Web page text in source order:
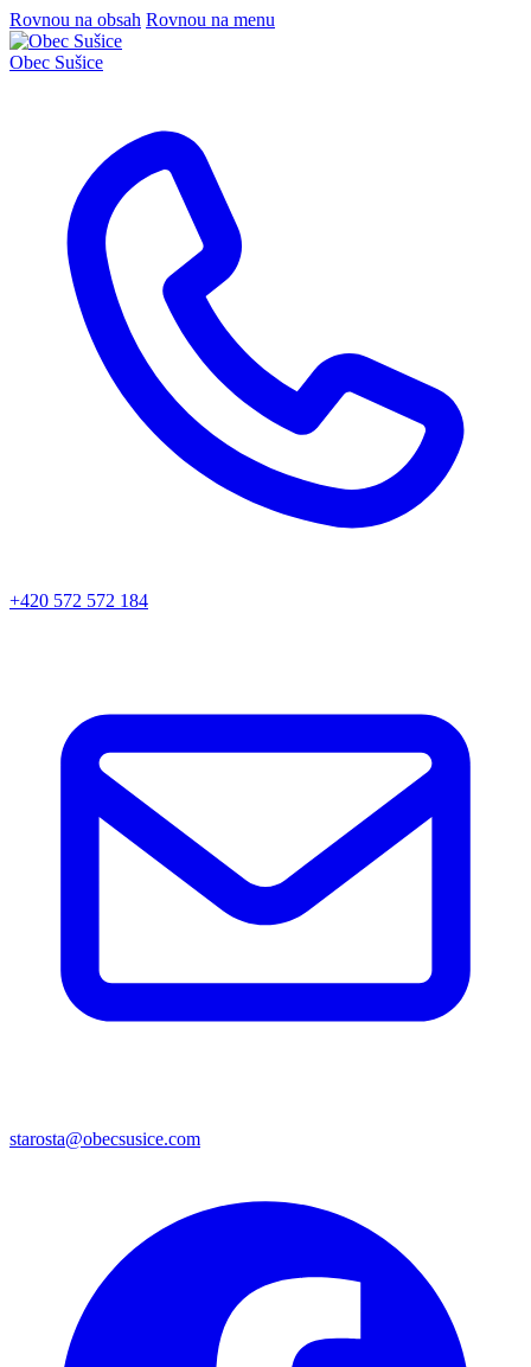
Rovnou na obsah Rovnou na menu
Obec Sušice
+420 572 572 184
starosta@obecsusice.com